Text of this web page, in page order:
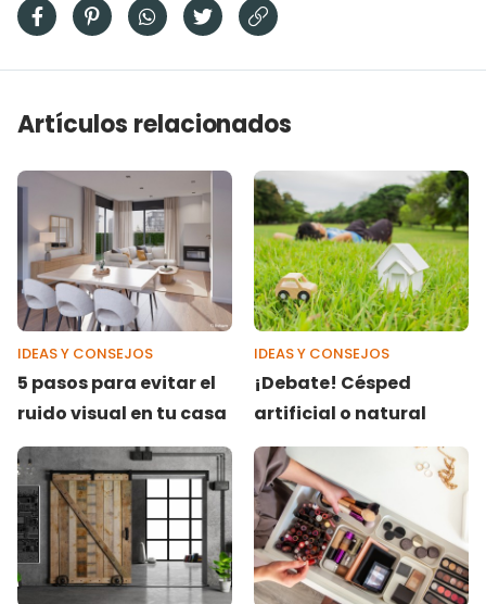
Artículos relacionados
IDEAS Y CONSEJOS
5 pasos para evitar el
ruido visual en tu casa
IDEAS Y CONSEJOS
¡Debate! Césped
artificial o natural